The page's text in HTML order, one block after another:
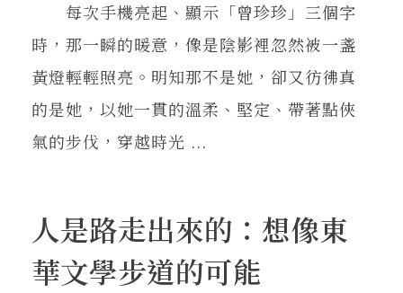
每次手機亮起、顯示「曾珍珍」三個字
時，那一瞬的暖意，像是陰影裡忽然被一盞
黃燈輕輕照亮。明知那不是她，卻又彷彿真
的是她，以她一貫的溫柔、堅定、帶著點俠
氣的步伐，穿越時光 ...
人是路走出來的：想像東
華文學步道的可能